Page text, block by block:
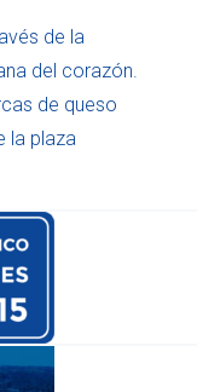
de la
del corazón.
de queso
la plaza